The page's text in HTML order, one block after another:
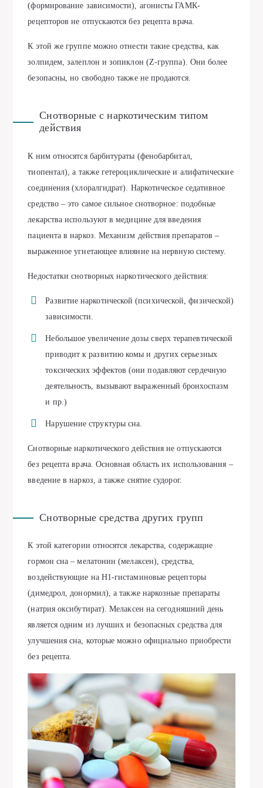
(формирование зависимости), агонисты ГАМК-
рецепторов не отпускаются без рецепта врача.
К этой же группе можно отнести такие средства, как
золпидем, залеплон и зопиклон (Z-группа). Они более
безопасны, но свободно также не продаются.
Снотворные с наркотическим типом
действия
К ним относятся барбитураты (фенобарбитал,
тиопентал), а также гетероциклические и алифатические
соединения (хлоралгидрат). Наркотическое седативное
средство – это самое сильное снотворное: подобные
лекарства используют в медицине для введения
пациента в наркоз. Механизм действия препаратов –
выраженное угнетающее влияние на нервную систему.
Недостатки снотворных наркотического действия:
Развитие наркотической (психической, физической)
зависимости.
Небольшое увеличение дозы сверх терапевтической
приводит к развитию комы и других серьезных
токсических эффектов (они подавляют сердечную
деятельность, вызывают выраженный бронхоспазм
и пр.)
Нарушение структуры сна.
Снотворные наркотического действия не отпускаются
без рецепта врача. Основная область их использования –
введение в наркоз, а также снятие судорог.
Снотворные средства других групп
К этой категории относятся лекарства, содержащие
гормон сна – мелатонин (мелаксен), средства,
воздействующие на H1-гистаминовые рецепторы
(димедрол, донормил), а также наркозные препараты
(натрия оксибутират). Мелаксен на сегодняшний день
является одним из лучших и безопасных средства для
улучшения сна, которые можно официально приобрести
без рецепта.